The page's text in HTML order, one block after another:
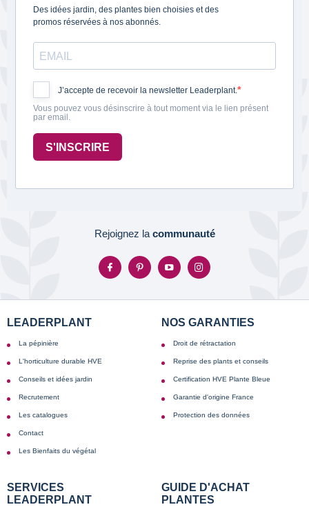
Des idées jardin, des plantes bien choisies et des
promos réservées à nos abonnés.
J’accepte de recevoir la newsletter Leaderplant.
Vous pouvez vous désinscrire à tout moment via le lien présent
par email.
S'INSCRIRE
Rejoignez la communauté
LEADERPLANT
La pépinière
L'horticulture durable HVE
Conseils et idées jardin
Recrutement
Les catalogues
Contact
Les Bienfaits du végétal
NOS GARANTIES
Droit de rétractation
Reprise des plants et conseils
Certification HVE Plante Bleue
Garantie d'origine France
Protection des données
SERVICES
LEADERPLANT
GUIDE D'ACHAT
PLANTES